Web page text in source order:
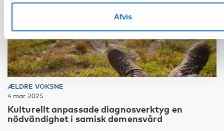
Afvis
ÆLDRE VOKSNE
4 mar 2025
Kulturellt anpassade diagnosverktyg en
nödvändighet i samisk demensvård